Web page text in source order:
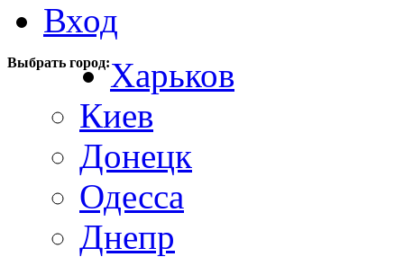
Вход
Выбрать город:Харьков
Киев
Донецк
Одесса
Днепр